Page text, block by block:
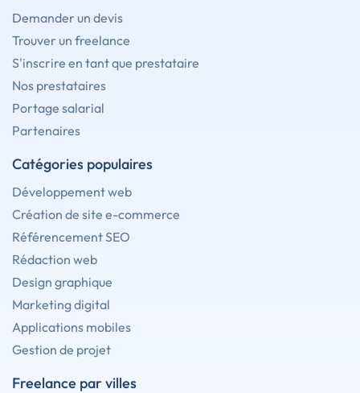
Demander un devis
Trouver un freelance
S'inscrire en tant que prestataire
Nos prestataires
Portage salarial
Partenaires
Catégories populaires
Développement web
Création de site e-commerce
Référencement SEO
Rédaction web
Design graphique
Marketing digital
Applications mobiles
Gestion de projet
Freelance par villes